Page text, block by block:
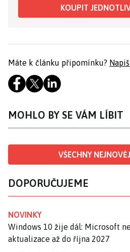
KOUPIT
Máte k článku připomínku?
MOHLO BY SE VÁM LÍBIT
VŠECHNY
DOPORUČUJEME
NOVINKY
Windows 10 žije dál: Microsoft
aktualizace až do října 2027